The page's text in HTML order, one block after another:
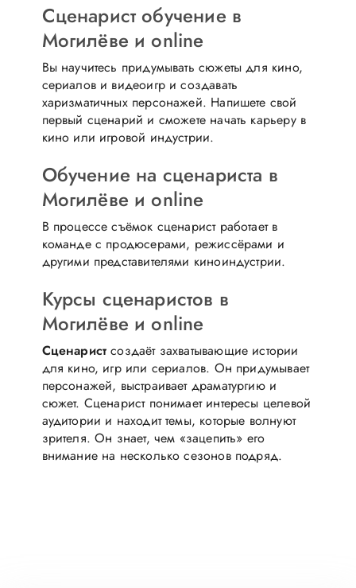
Сценарист обучение в
Могилёве и online
Вы научитесь придумывать сюжеты для кино,
сериалов и видеоигр и создавать
харизматичных персонажей. Напишете свой
первый сценарий и сможете начать карьеру в
кино или игровой индустрии.
Обучение на сценариста в
Могилёве и online
В процессе съёмок сценарист работает в
команде с продюсерами, режиссёрами и
другими представителями киноиндустрии.
Курсы сценаристов в
Могилёве и online
Сценарист создаёт захватывающие истории
для кино, игр или сериалов. Он придумывает
персонажей, выстраивает драматургию и
сюжет. Сценарист понимает интересы целевой
аудитории и находит темы, которые волнуют
зрителя. Он знает, чем «зацепить» его
внимание на несколько сезонов подряд.